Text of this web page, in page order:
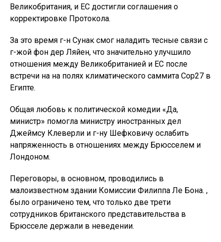
Великобритания, и ЕС достигли соглашения о
корректировке Протокола.
За это время г-н Сунак смог наладить тесные связи с
г-жой фон дер Ляйен, что значительно улучшило
отношения между Великобританией и ЕС после
встречи на на полях климатического саммита Cop27 в
Египте.
Общая любовь к политической комедии «Да,
министр» помогла министру иностранных дел
Джеймсу Клеверли и г-ну Шефковичу ослабить
напряженность в отношениях между Брюсселем и
Лондоном.
Переговоры, в основном, проводились в
малоизвестном здании Комиссии Филиппа Ле Бона. ,
было ограничено тем, что только две трети
сотрудников британского представительства в
Брюсселе держали в неведении.